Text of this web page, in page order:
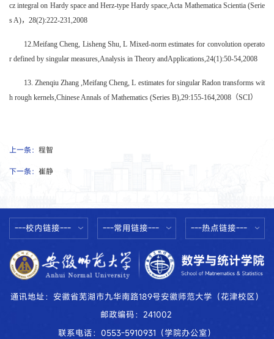
cz integral on Hardy space and Herz-type Hardy space,Acta Mathematica Scientia (Serie
s A)，28(2):222-231,2008
12.Meifang Cheng, Lisheng Shu, L Mixed-norm estimates for convolution operato
r defined by singular measures,Analysis in Theory andApplications,24(1):50-54,2008
13. Zhenqiu Zhang ,Meifang Cheng, L estimates for singular Radon transforms wit
h rough kernels,Chinese Annals of Mathematics (Series B),29:155-164,2008（SCI）
上一条： 程智
下一条： 崔静
---校内链接--- ---常用链接--- ---热点链接---
通讯地址：安徽省芜湖市九华南路189号安徽师范大学（花津校区）
邮政编码：241002
联系电话：0553-5910931（学院办公室）